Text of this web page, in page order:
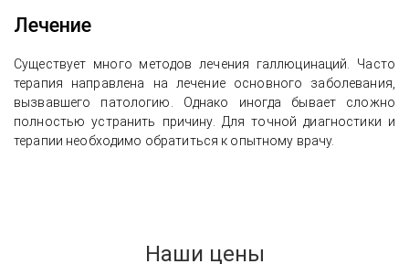
Лечение
Существует много методов лечения галлюцинаций. Часто
терапия направлена на лечение основного заболевания,
вызвавшего патологию. Однако иногда бывает сложно
полностью устранить причину. Для точной диагностики и
терапии необходимо обратиться к опытному врачу.
Наши цены